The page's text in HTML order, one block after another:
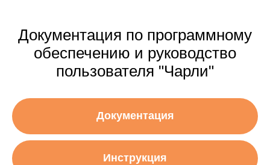
Документация по программному
обеспечению и руководство
пользователя "Чарли"
Документация
Инструкция